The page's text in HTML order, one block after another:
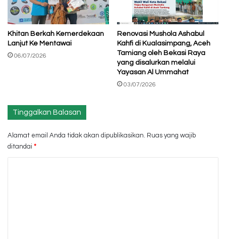
Khitan Berkah Kemerdekaan
Lanjut Ke Mentawai
06/07/2026
Renovasi Mushola Ashabul
Kahfi di Kualasimpang, Aceh
Tamiang oleh Bekasi Raya
yang disalurkan melalui
Yayasan Al Ummahat
03/07/2026
Tinggalkan Balasan
Alamat email Anda tidak akan dipublikasikan. Ruas yang wajib
ditandai *